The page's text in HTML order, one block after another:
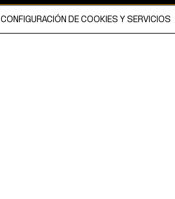
CONFIGURACIÓN DE COOKIES Y SERVICIOS